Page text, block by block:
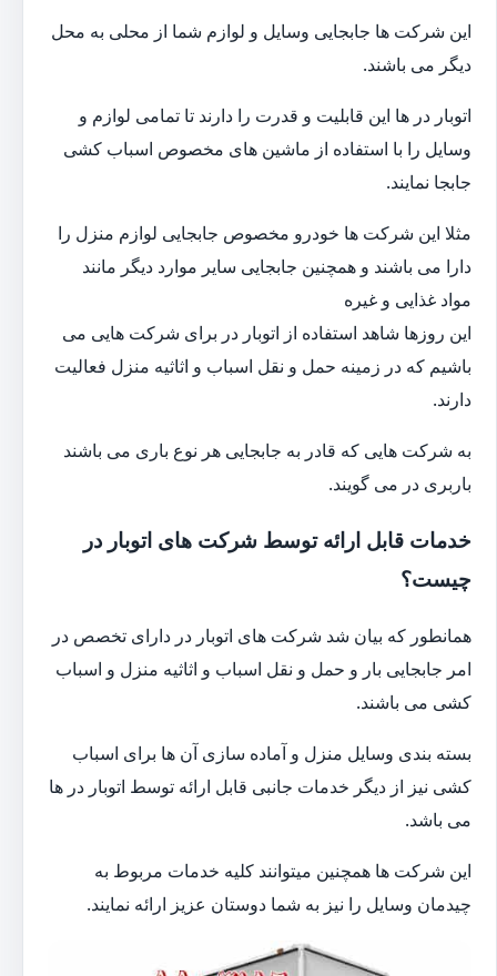
این شرکت ها جابجایی وسایل و لوازم شما از محلی به محل
دیگر می باشند.
اتوبار در ها این قابلیت و قدرت را دارند تا تمامی لوازم و
وسایل را با استفاده از ماشین های مخصوص اسباب کشی
جابجا نمایند.
مثلا این شرکت ها خودرو مخصوص جابجایی لوازم منزل را
دارا می باشند و همچنین جابجایی سایر موارد دیگر مانند
مواد غذایی و غیره
این روزها شاهد استفاده از اتوبار در برای شرکت هایی می
باشیم که در زمینه حمل و نقل اسباب و اثاثیه منزل فعالیت
دارند.
به شرکت هایی که قادر به جابجایی هر نوع باری می باشند
باربری در می گویند.
خدمات قابل ارائه توسط شرکت های اتوبار در
چیست؟
همانطور که بیان شد شرکت های اتوبار در دارای تخصص در
امر جابجایی بار و حمل و نقل اسباب و اثاثیه منزل و اسباب
کشی می باشند.
بسته بندی وسایل منزل و آماده سازی آن ها برای اسباب
کشی نیز از دیگر خدمات جانبی قابل ارائه توسط اتوبار در ها
می باشد.
این شرکت ها همچنین میتوانند کلیه خدمات مربوط به
چیدمان وسایل را نیز به شما دوستان عزیز ارائه نمایند.